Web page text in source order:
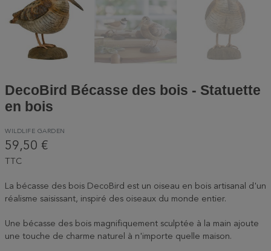
DecoBird Bécasse des bois - Statuette
en bois
WILDLIFE GARDEN
59,50 €
TTC
La bécasse des bois DecoBird est un oiseau en bois artisanal d'un
réalisme saisissant, inspiré des oiseaux du monde entier.
Une bécasse des bois magnifiquement sculptée à la main ajoute
une touche de charme naturel à n'importe quelle maison.